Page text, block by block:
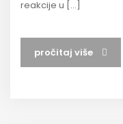
reakcije u […]
pročitaj više